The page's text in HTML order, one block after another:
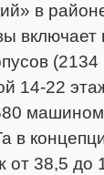
в
включает
(2134
14-22
в
от 38,5 до